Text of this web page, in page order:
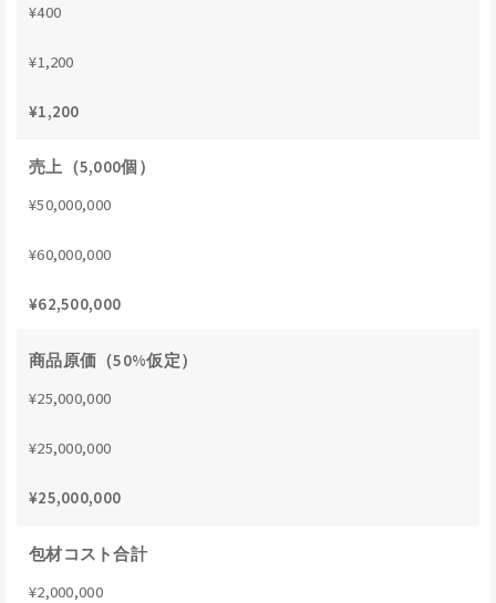
¥400
¥1,200
¥1,200
売上（5,000個）
¥50,000,000
¥60,000,000
¥62,500,000
商品原価（50%仮定）
¥25,000,000
¥25,000,000
¥25,000,000
包材コスト合計
¥2,000,000